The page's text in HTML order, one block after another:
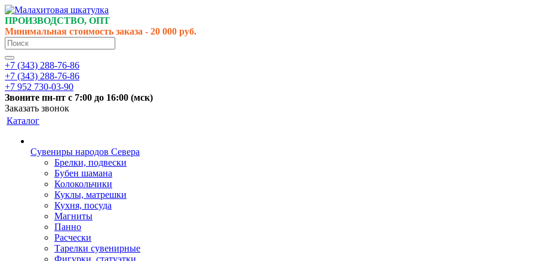
ПРОИЗВОДСТВО, ОПТ
Минимальная стоимость заказа - 20 000 руб.
+7 (343) 288-76-86
+7 (343) 288-76-86
+7 952 730-03-90
Звоните пн-пт с 7:00 до 16:00 (мск)
Заказать звонок
Каталог
Сувениры народов Севера
Брелки, подвески
Бубен шамана
Колокольчики
Куклы, матрешки
Кухня, посуда
Магниты
Панно
Расчески
Тарелки сувенирные
Фигурки, статуэтки